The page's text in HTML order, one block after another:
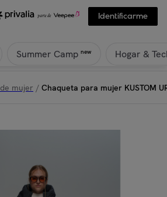
Identificarme
Summer Camp new Hogar &
mujer / Chaqueta para mujer KUSTOM